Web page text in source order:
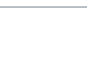
de
;